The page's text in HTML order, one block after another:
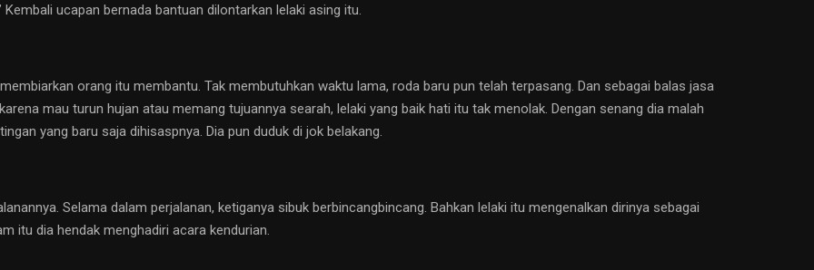
ucapan bernada bantuan dilontarkan lelaki asing itu.
orang itu membantu. Tak membutuhkan waktu lama, roda baru pun telah terpasang. Dan sebagai balas jasa
mau turun hujan atau memang tujuannya searah, lelaki yang baik hati itu tak menolak. Dengan senang dia malah
yang baru saja dihisaspnya. Dia pun duduk di jok belakang.
Selama dalam perjalanan, ketiganya sibuk berbincangbincang. Bahkan lelaki itu mengenalkan dirinya sebagai
itu dia hendak menghadiri acara kendurian.